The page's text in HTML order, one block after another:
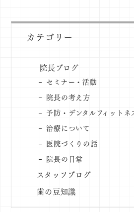
カテゴリー
院長ブログ
セミナー・活動
院長の考え方
予防・デンタルフィットネ
治療について
医院づくりの話
院長の日常
スタッフブログ
歯の豆知識